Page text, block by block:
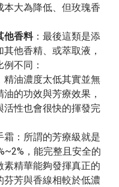
大為降低、但玫瑰香
他香料：最後這類是添
他香精、或萃取液，
不同：
精油濃度太低其實並無
的功效與芳療效果，
活性也會很快的揮發完
霜：所謂的芳療級就是
，能完整且安全的
素精華能夠發揮真正的
芬芳與香線相較於低濃